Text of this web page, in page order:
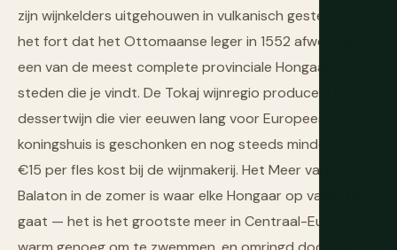
zijn wijnkelders uitgehouwen in vulkanisch gesteente en
het fort dat het Ottomaanse leger in 1552 afweerde, is
een van de meest complete provinciale Hongaarse
steden die je vindt. De Tokaj wijnregio produceert Aszú
dessertwijn die vier eeuwen lang voor Europees
koningshuis is geschonken en nog steeds minder dan
€15 per fles kost bij de wijnmakerij. Het Meer van
Balaton in de zomer is waar elke Hongaar op vakantie
gaat — het is het grootste meer in Centraal-Europa,